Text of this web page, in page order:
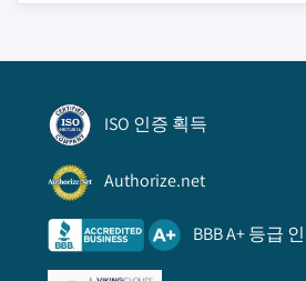
ISO 인증 획득
Authorize.net
BBB A+ 등급